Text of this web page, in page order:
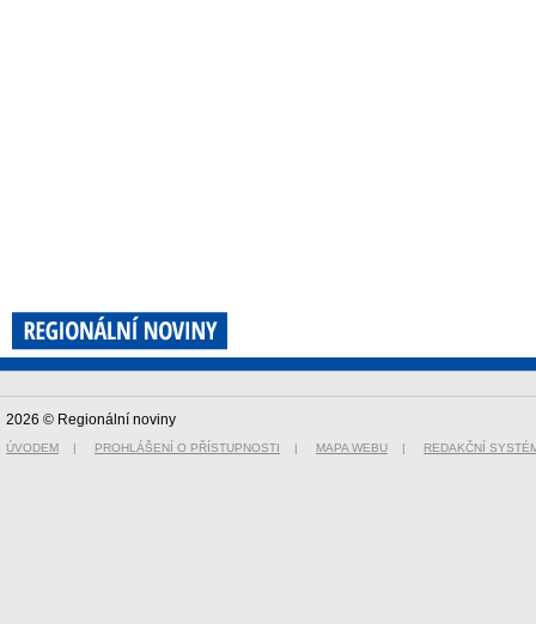
2026 © Regionální noviny
ÚVODEM | PROHLÁŠENÍ O PŘÍSTUPNOSTI | MAPA WEBU | REDAKČNÍ